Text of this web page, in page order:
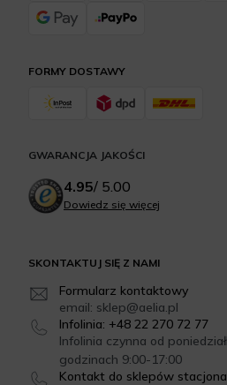
SKONTAKTUJ SIĘ Z NAMI
Formularz kontaktowy
email: sklep@aelia.pl
Infolinia: +48 22 270 72 77
Infolinia czynna od
godzinach 9:00-17:00
Kontakt do sklepów
FORMY DOSTAWY
GWARANCJA JAKOŚCI
4.95/ 5.00
Dowiedz się więcej